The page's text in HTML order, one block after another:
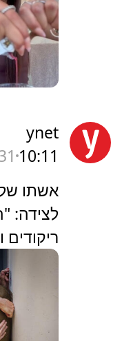
ynet
10:11
31
אשתו
לצידה:
ריקודים